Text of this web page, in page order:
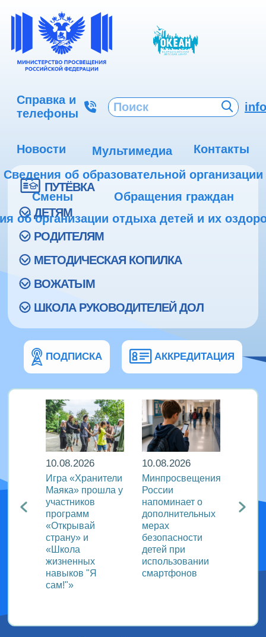
Справка и
телефоны
Новости Мультимедиа
Контакты
Сведения об образовательной организации
Смены
Обращения граждан
об организации отдыха детей и их
ПУТЁВКА
ДЕТЯМ
РОДИТЕЛЯМ
МЕТОДИЧЕСКАЯ КОПИЛКА
ВОЖАТЫМ
ШКОЛА РУКОВОДИТЕЛЕЙ ДОЛ
ПОДПИСКА АККРЕДИТАЦИЯ
|
10.08.2026
Игра «Хранители
Маяка» прошла у
участников
программ
«Открывай
страну» и
«Школа
жизненных
навыков "Я
сам!"»
10.08.2026
Минпросвещения
России
напоминает о
дополнительных
мерах
безопасности
детей при
использовании
смартфонов